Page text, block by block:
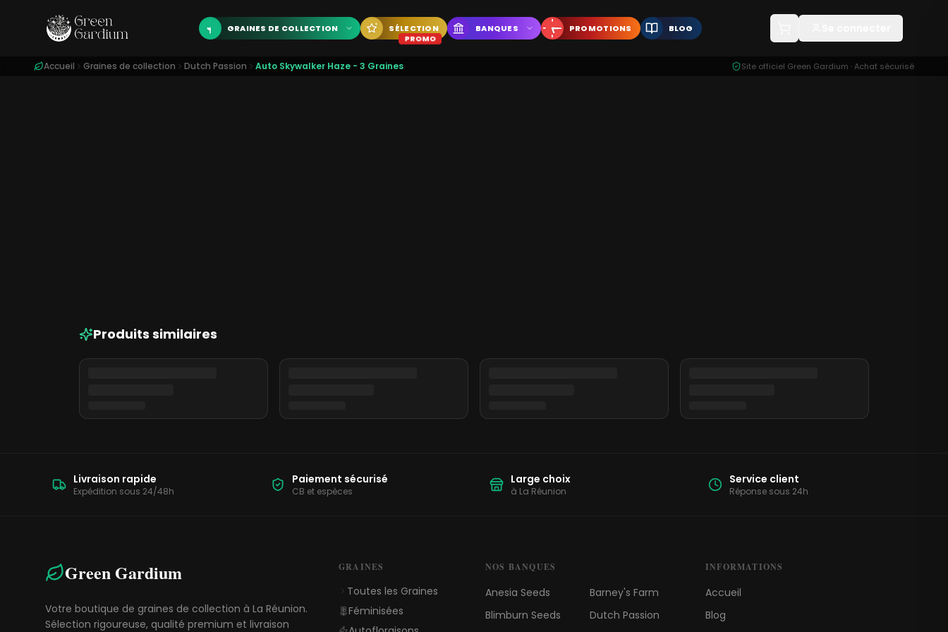
GRAINES DE COLLECTION SÉLECTION
PROMO
BANQUES PROMOTIONS BLOG
Accueil Graines de collection Dutch Passion Auto Skywalker Haze - 3 Graines Site officiel Green Gardium · Achat sécurisé
Produits similaires
Livraison rapide
Expédition sous 24/48h
Paiement sécurisé
CB et espèces
Large choix
à La Réunion
Service client
Réponse sous 24h
Green Gardium
Votre boutique de graines de collection à La Réunion.
Sélection rigoureuse, qualité premium et livraison
GRAINES
Toutes les Graines
Féminisées
NOS BANQUES
Anesia Seeds
Barney's Farm
Blimburn Seeds
Dutch Passion
INFORMATIONS
Accueil
Blog